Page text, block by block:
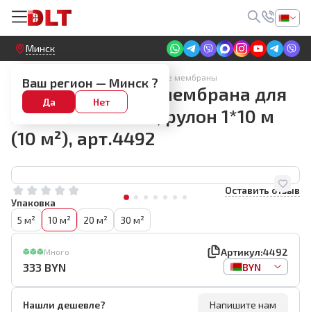
Круглосуточный! Прием заявок на сайте
Минск
Ваш регион — Минск ?
Да Нет
Разделительные гидроизоляционные мембраны
Разделительная мембрана для
плитки DLT Ultra, рулон 1*10 м
(10 м²), арт.4492
Оставить отзыв
Упаковка
5 м²
10 м² 20 м² 30 м²
Много Артикул:4492
333 BYN BYN
Нашли дешевле?
Напишите нам